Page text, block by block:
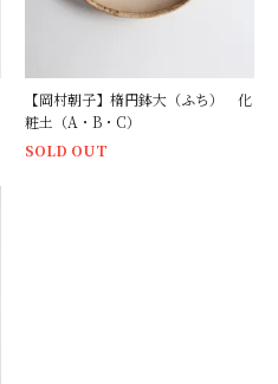
【岡村朝子】楕円鉢大（ふち） 化
粧土（A・B・C）
SOLD OUT